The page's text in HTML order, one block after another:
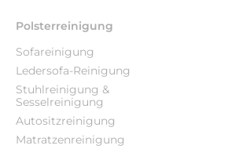
Polsterreinigung
Sofareinigung
Ledersofa-Reinigung
Stuhlreinigung &
Sesselreinigung
Autositzreinigung
Matratzenreinigung